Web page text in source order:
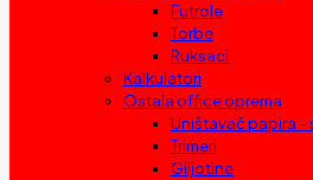
Futrole
Torbe
Ruksaci
Kalkulatori
Ostala office oprema
Uništavač papira –
Trimeri
Giljotine